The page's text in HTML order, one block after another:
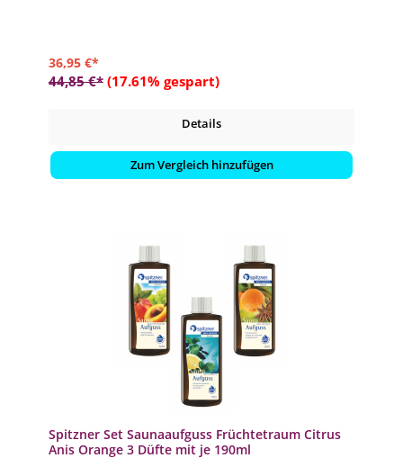
36,95 €*
44,85 €* (17.61% gespart)
Details
Zum Vergleich hinzufügen
Spitzner Set Saunaaufguss Früchtetraum Citrus
Anis Orange 3 Düfte mit je 190ml